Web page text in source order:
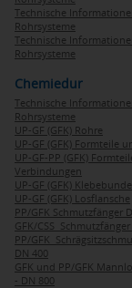
Technische
Rohrsysteme
Technische
Rohrsysteme
Chemiedur
Technische
Rohrsysteme
UP-GF (GFK) Rohre
UP-GF (GFK) Formteile
UP-GF-PP (GFK)
Verbindungen
UP-GF (GFK) Klebebunde
UP-GF (GFK) Losflansche
PP/GFK Schmutzfänger
GFK/CSS
PP/GFK
DN 400
GFK und PP/GFK
- DN 800